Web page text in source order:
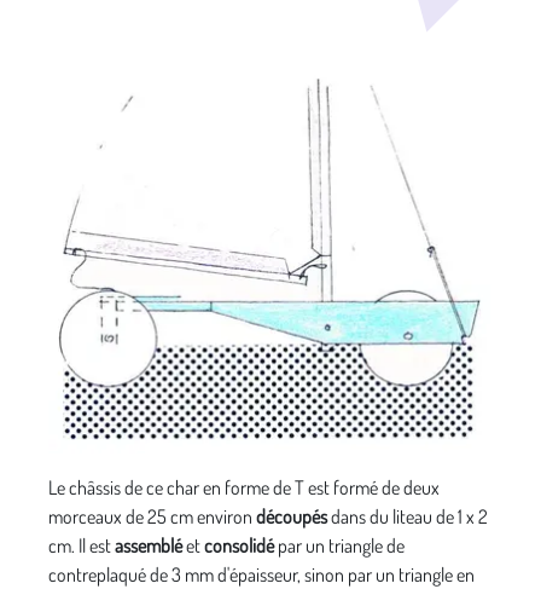
Le châssis de ce char en forme de T est formé de deux
morceaux de 25 cm environ découpésdans du liteau de 1 x 2
cm. Il estassembléetconsolidépar un triangle de
contreplaqué de 3 mm d'épaisseur, sinon par un triangle en